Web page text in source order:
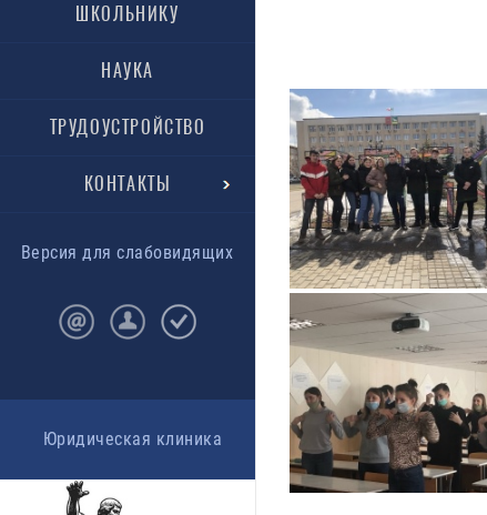
ШКОЛЬНИКУ
НАУКА
ТРУДОУСТРОЙСТВО
КОНТАКТЫ
Версия для слабовидящих
Юридическая клиника